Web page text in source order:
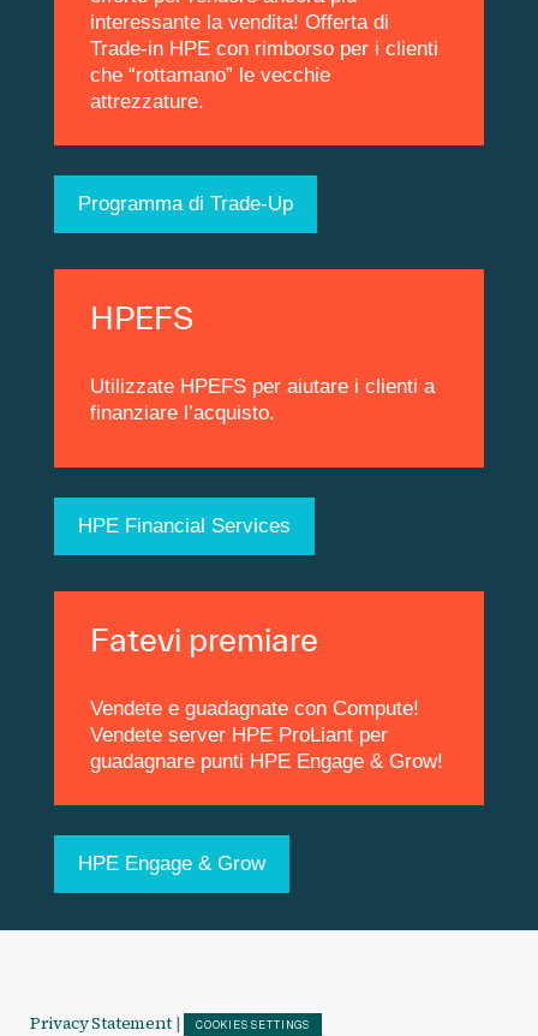
interessante la vendita! Offerta di
Trade-in HPE con rimborso per i clienti
che “rottamano” le vecchie
attrezzature.
Programma di Trade-Up
HPEFS
Utilizzate HPEFS per aiutare i clienti a
finanziare l’acquisto.
HPE Financial Services
Fatevi premiare
Vendete e guadagnate con Compute!
Vendete server HPE ProLiant per
guadagnare punti HPE Engage & Grow!
HPE Engage & Grow
Privacy Statement | COOKIES SETTINGS